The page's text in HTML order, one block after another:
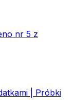
nr 5 z
| Próbki